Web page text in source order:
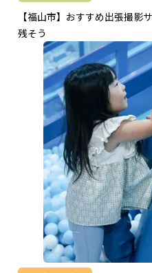
【福山市】おすすめ出張撮影
残そう